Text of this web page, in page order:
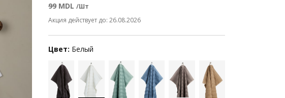
99 MDL /Шт
Акция действует до: 26.08.2026
Цвет: Белый